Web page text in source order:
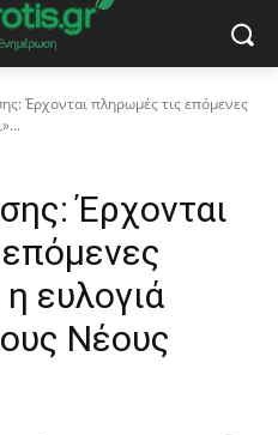
Έρχονται πληρωμές τις επόμενες
Έρχονται
ευλογιά
Νέους